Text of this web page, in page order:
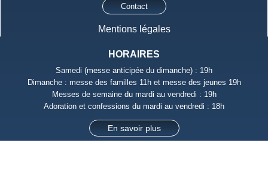
Contact
Mentions légales
HORAIRES
Samedi (messe anticipée du dimanche) : 19h
Dimanche : messe des familles 11h et messe des jeunes 19h
Messes de semaine du mardi au vendredi : 19h
Adoration et confessions du mardi au vendredi : 18h
En savoir plus